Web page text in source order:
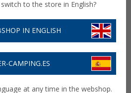
to the store in English?
IN ENGLISH
CAMPING.ES
at any time in the webshop.